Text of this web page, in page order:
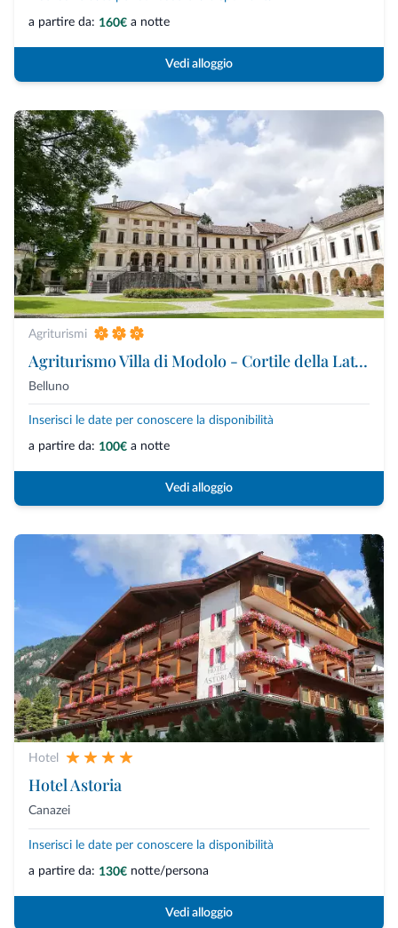
a partire da: 160€ a notte
Vedi alloggio
Agriturismi
Agriturismo Villa di Modolo - Cortile della Latteria
Belluno
Inserisci le date per conoscere la disponibilità
a partire da: 100€ a notte
Vedi alloggio
Hotel
Hotel Astoria
Canazei
Inserisci le date per conoscere la disponibilità
a partire da: 130€ notte/persona
Vedi alloggio